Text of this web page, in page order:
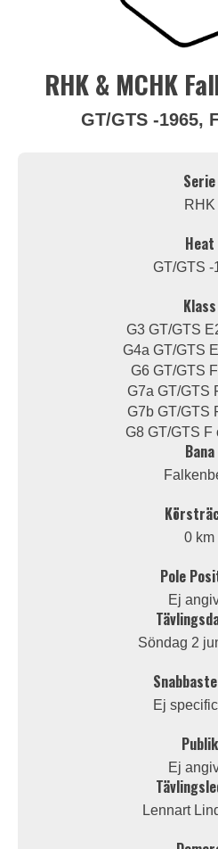
RHK & MCHK
GT/GTS -1965,
Serie
RHK
Heat
GT/GTS -
Klass
G3 GT/GTS
G4a GT/GTS
G6 GT/GTS
G7a GT/GTS
G7b GT/GTS
G8 GT/GTS F
Bana
0 km
Pole
Ej
Söndag 2
Ej
Publik
Ej
Lennart